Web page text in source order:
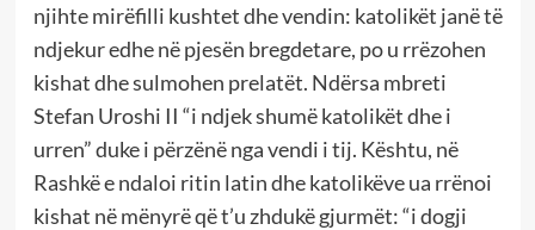
njihte mirëfilli kushtet dhe vendin: katolikët janë të
ndjekur edhe në pjesën bregdetare, po u rrëzohen
kishat dhe sulmohen prelatët. Ndërsa mbreti
Stefan Uroshi II “i ndjek shumë katolikët dhe i
urren” duke i përzënë nga vendi i tij. Kështu, në
Rashkë e ndaloi ritin latin dhe katolikëve ua rrënoi
kishat në mënyrë që t’u zhdukë gjurmët: “i dogji